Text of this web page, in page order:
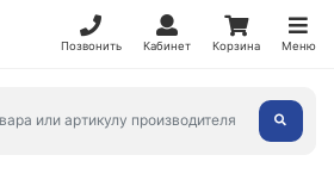
Позвонить Кабинет Корзина Меню